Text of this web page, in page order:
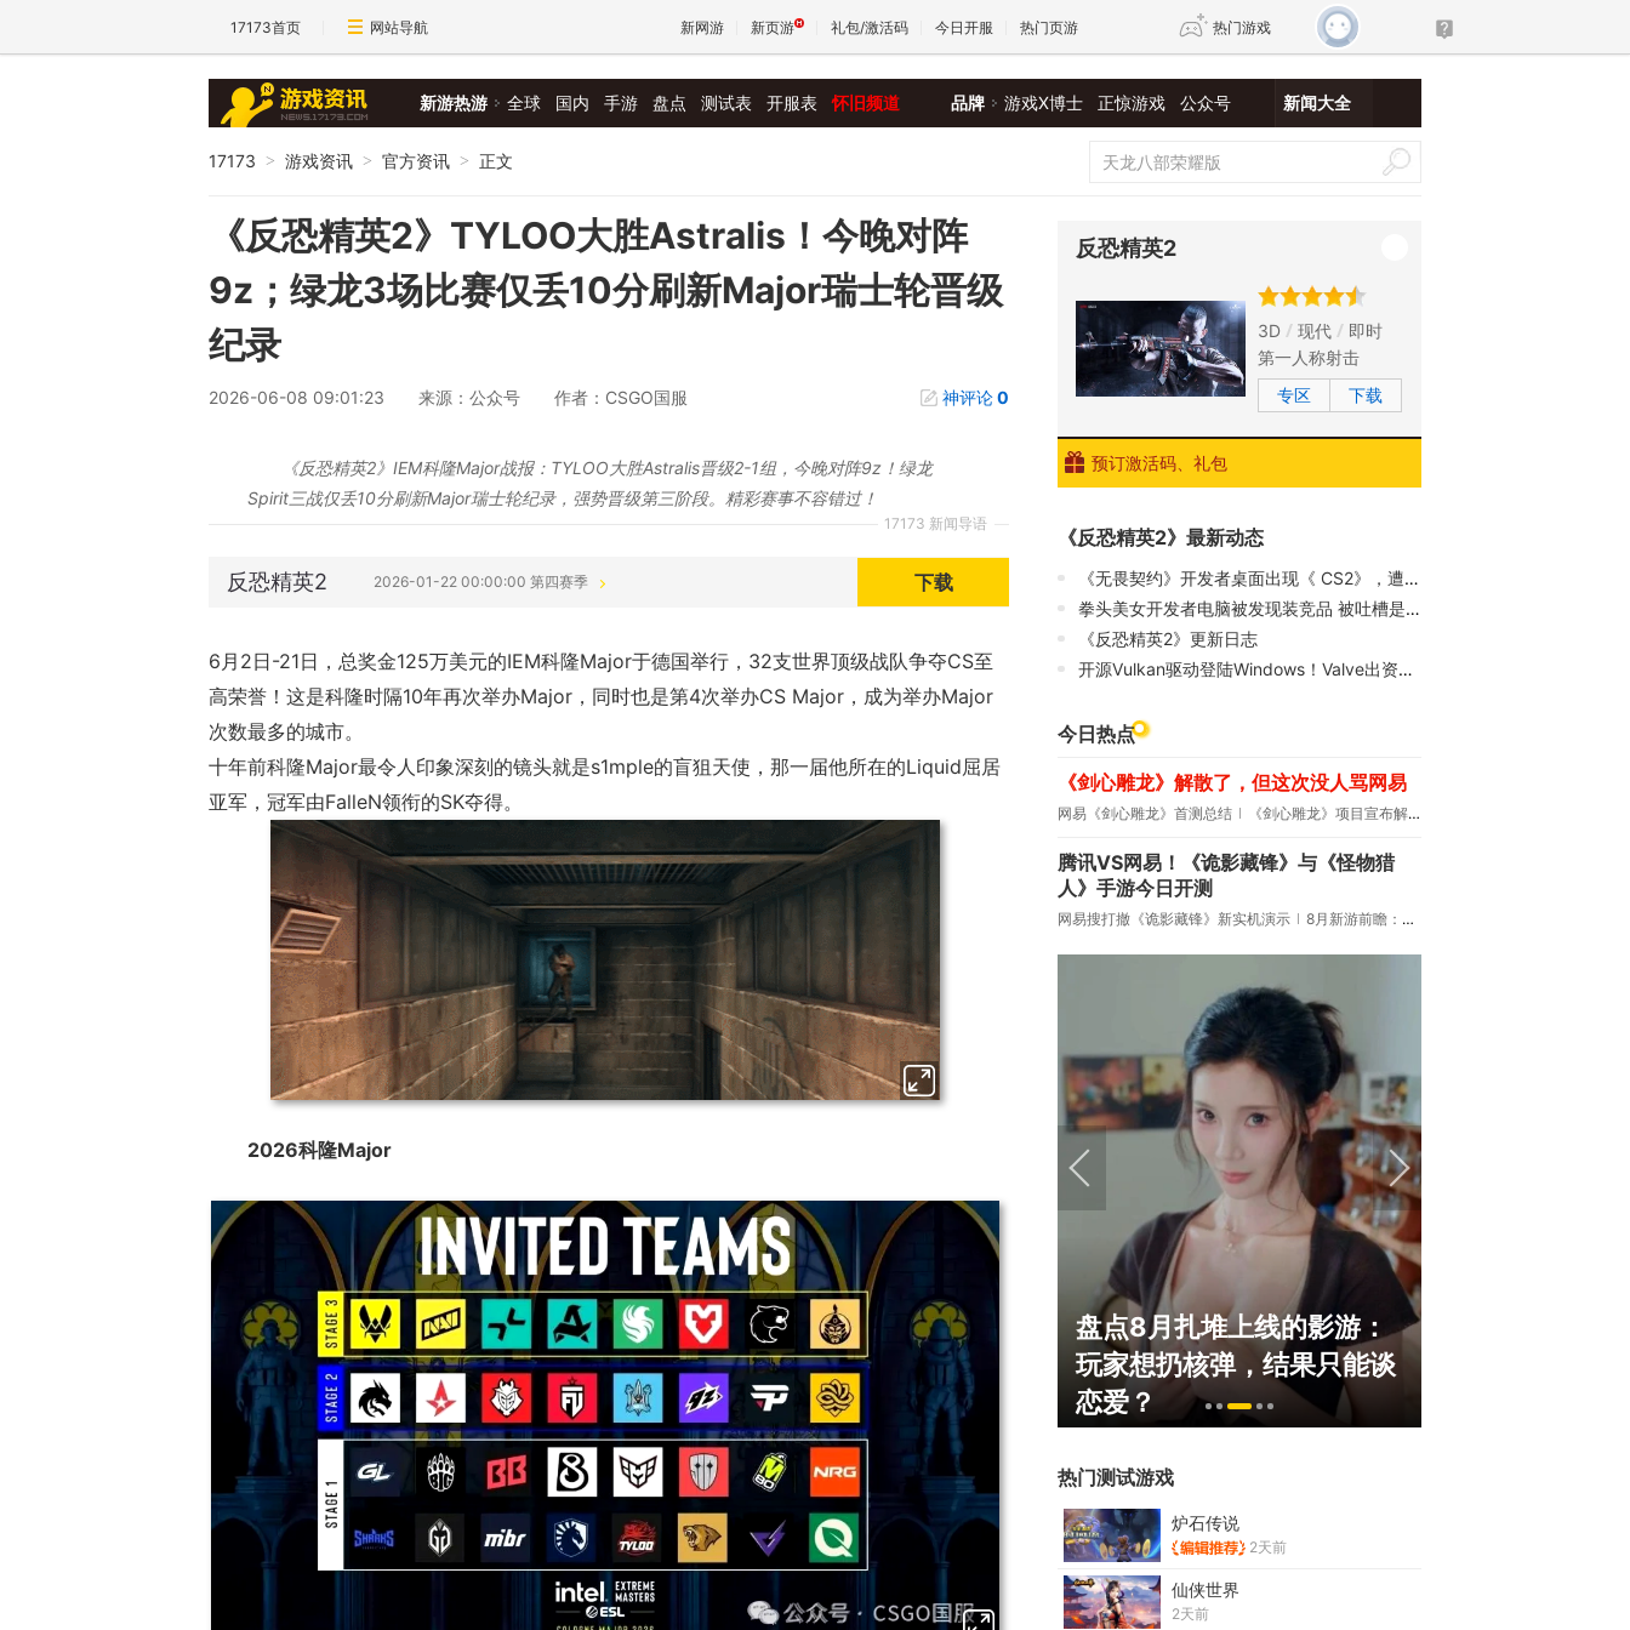
17173首页 网站导航 新网游 新页游 礼包/激活码 今日开服 热门页游 热门游戏
新仙侠5
新游热游 全球 国内 手游 盘点 测试表 开服表 怀旧频道 品牌 游戏X博士 正惊游戏 公众号 新闻大全
17173 > 游戏资讯 > 官方资讯 > 正文
《反恐精英2》TYLOO大胜Astralis！今晚对阵
9z；绿龙3场比赛仅丢10分刷新Major瑞士轮晋级
纪录
2026-06-08 09:01:23 来源：公众号 作者：CSGO国服 神评论0
17173 新闻导语
《反恐精英2》IEM科隆Major战报：TYLOO大胜Astralis晋级2-1组，今晚对阵9z！绿龙
Spirit三战仅丢10分刷新Major瑞士轮纪录，强势晋级第三阶段。精彩赛事不容错过！
反恐精英2 2026-01-22 00:00:00 第四赛季 下载
6月2日-21日，总奖金125万美元的IEM科隆Major于德国举行，32支世界顶级战队争夺CS至
高荣誉！这是科隆时隔10年再次举办Major，同时也是第4次举办CS Major，成为举办Major
次数最多的城市。
十年前科隆Major最令人印象深刻的镜头就是s1mple的盲狙天使，那一届他所在的Liquid屈居
亚军，冠军由FalleN领衔的SK夺得。
2026科隆Major
反恐精英2
3D 现代
即时
第一人称射击
专区
下载
预订激活码、礼包
《反恐精英2》最新动态
《无畏契约》开发者桌面出现《 CS2》，遭社群玩家吐槽
拳头美女开发者电脑被发现装竞品 被吐槽是在"借鉴"
《反恐精英2》更新日志
开源Vulkan驱动登陆Windows！Valve出资：已经能跑CS2了
今日热点
《剑心雕龙》解散了，但这次没人骂网易
网易《剑心雕龙》首测总结 《剑心雕龙》项目宣布解散
腾讯VS网易！《诡影藏锋》与《怪物猎
人》手游今日开测
网易搜打撤《诡影藏锋》新实机演示 8月新游前瞻：《诡秘之主》领衔
周年庆典 争霸赛大区火
一看吓一跳：雷死人不偿命
的囧图集（1170）
巅峰在线150万人的横版网
游，如今带着怀旧服又杀回
来了！
盘点8月扎堆上线的影游：
玩家想扔核弹，结果只能谈
恋爱？
热门测试游戏
炉石传说
2天前
仙侠世界
2天前